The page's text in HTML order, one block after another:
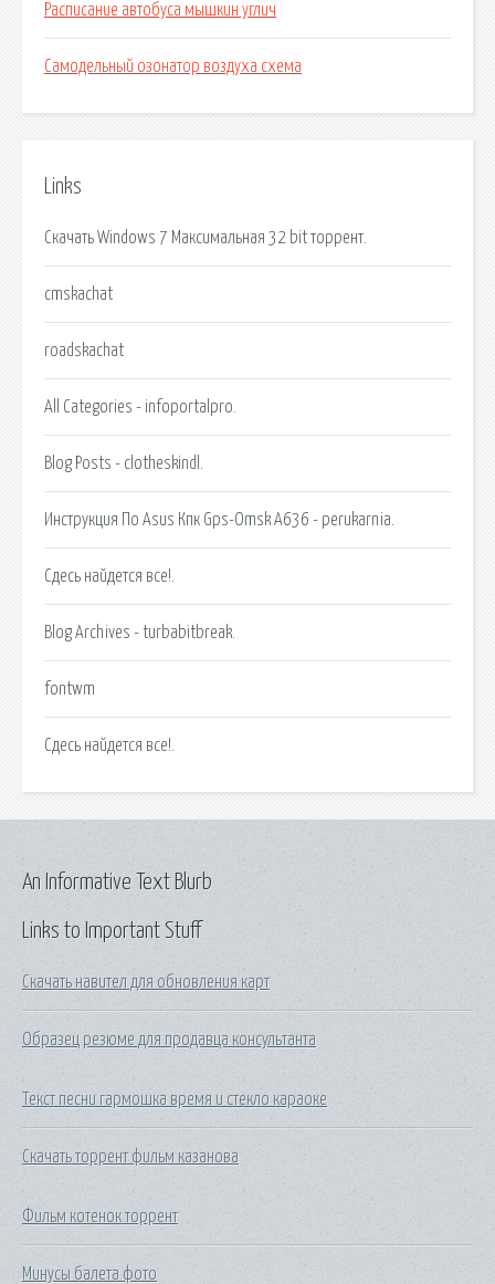
Расписание автобуса мышкин углич
Самодельный озонатор воздуха схема
Links
Скачать Windows 7 Максимальная 32 bit торрент.
cmskachat
roadskachat
All Categories - infoportalpro.
Blog Posts - clotheskindl.
Инструкция По Asus Кпк Gps-Omsk A636 - perukarnia.
Сдесь найдется все!.
Blog Archives - turbabitbreak.
fontwm
Сдесь найдется все!.
Links to Important Stuff
Скачать навител для обновления карт
Образец резюме для продавца консультанта
Текст песни гармошка время и стекло караоке
Скачать торрент фильм казанова
Фильм котенок торрент
Минусы балета фото
An Informative Text Blurb